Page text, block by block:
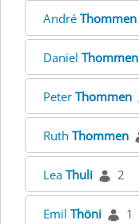
André Thommen
Daniel Thommen
Peter Thommen
Ruth Thommen
Lea Thuli 2
Emil Thöni 1